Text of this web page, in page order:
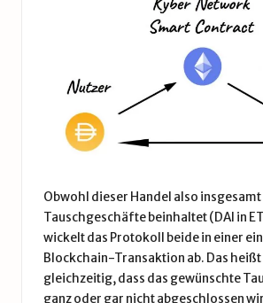
Obwohl dieser Handel also insgesamt
Tauschgeschäfte beinhaltet (DAI in
wickelt das Protokoll beide in einer
Blockchain-Transaktion ab. Das heißt
gleichzeitig, dass das gewünschte
ganz oder gar nicht abgeschlossen